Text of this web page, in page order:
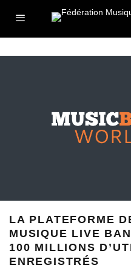
LA PLATEFORME
MUSIQUE LIVE
100 MILLIONS
ENREGISTRÉS